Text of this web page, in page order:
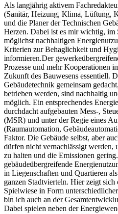
Als langjährig aktivem
(Sanitär, Heizung, Klima, Lüftung,
und die Planer der Technischen
Herzen. Dabei ist es mir wichtig, im
möglichst nachhaltigen
Kriterien zur Behaglichkeit und
informieren.Der
Prozesse und mehr Kooperationen
Zukunft des Bauwesens essentiell.
Gebäudetechnik gemeinsam
betrieben werden, sind nachhaltig
möglich. Ein entsprechendes
durchdacht aufgebauten Mess-,
(MSR) und unter der Regie eines
(Raumautomation,
Faktor. Die Gebäude selbst, aber
dürfen nicht vernachlässigt werden,
zu halten und die Emissionen
gebäudeübergreifende
in Liegenschaften und Quartieren
ganzen Stadtvierteln. Hier zeigt sich
Spielwiese in Form
bin ich auch an der
Dabei spielen neben der